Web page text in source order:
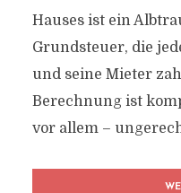
Hauses ist ein
Grundsteuer, die
und seine Mieter
Berechnung ist
vor allem –